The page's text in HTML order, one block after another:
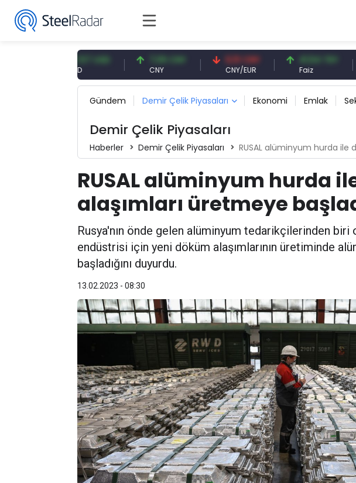
7,09 CNY
CNY
0,13 CNY
CNY/EUR
41,54 TRY
Faiz
Gündem Demir Çelik Piyasaları Ekonomi Emlak
Demir Çelik Piyasaları
Haberler Demir Çelik Piyasaları RUSAL alüminyum hurda ile
RUSAL alüminyum hurda
alaşımları üretmeye
Rusya'nın önde gelen alüminyum tedarikçilerinden
endüstrisi için yeni döküm alaşımlarının üretiminde
başladığını duyurdu.
13.02.2023 - 08:30